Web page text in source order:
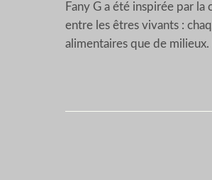
Fany G a été inspirée par
entre les êtres vivants :
alimentaires que de milieux.